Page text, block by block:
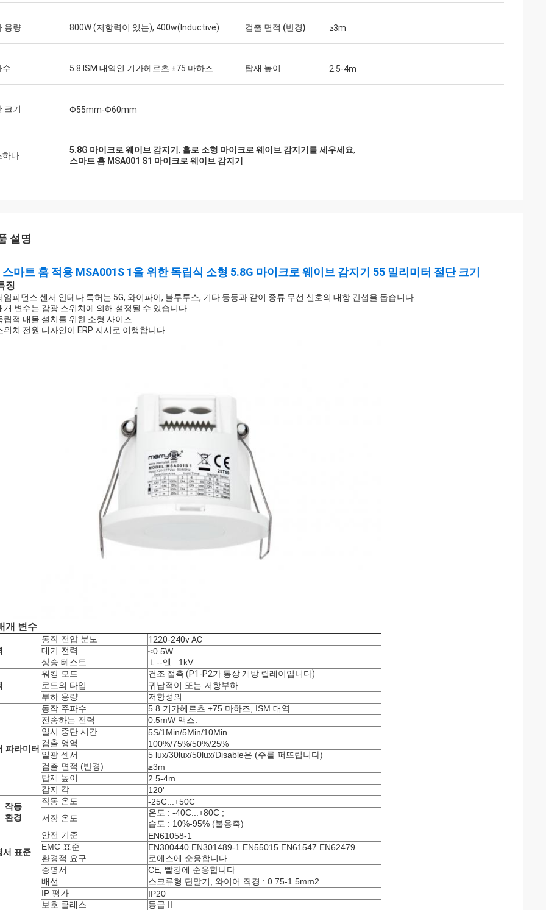
용량 800W (저항력이 있는), 400w(Inductive) 검출 면적 (반경) ≥3m
수 5.8 ISM 대역인 기가헤르츠 ±75 마하즈 탑재 높이 2.5-4m
크기 Φ55mm-Φ60mm
하다
5.8G 마이크로 웨이브 감지기 , 홀로 소형 마이크로 웨이브 감지기를 세우세요,
스마트 홈 MSA001 S1 마이크로 웨이브 감지기
설명
스마트 홈 적용 MSA001S 1을 위한 독립식 소형 5.8G 마이크로 웨이브 감지기 55 밀리미터 절단 크기
징
임피던스 센서 안테나 특허는 5G, 와이파이, 블루투스, 기타 등등과 같이 종류 무선 신호의 대항 간섭을 돕습니다.
개 변수는 감광 스위치에 의해 설정될 수 있습니다.
립적 매몰 설치를 위한 소형 사이즈.
위치 전원 디자인이 ERP 지시로 이행합니다.
개 변수
동작 전압 분노
1220-240v AC
대기 전력
≤0.5W
상승 테스트
Ｌ--엔 : 1kV
워킹 모드
건조 접촉 (P1-P2가 통상 개방 릴레이입니다)
로드의 타입
귀납적이 또는 저항부하
부하 용량
저항성의
파라미터
동작 주파수
5.8 기가헤르츠 ±75 마하즈, ISM 대역.
전송하는 전력
0.5mW 맥스.
일시 중단 시간
5S/1Min/5Min/10Min
검출 영역
100%/75%/50%/25%
일광 센서
5 lux/30lux/50lux/Disable은 (주를 퍼뜨립니다)
검출 면적 (반경)
≥3m
탑재 높이
2.5-4m
감지 각
120'
작동
환경
작동 온도
-25C...+50C
저장 온도
온도 : -40C...+80C ;
습도 : 10%-95% (불응축)
서 표준
안전 기준
EN61058-1
EMC 표준
EN300440 EN301489-1 EN55015 EN61547 EN62479
환경적 요구
로에스에 순응합니다
증명서
CE, 빨강에 순응합니다
배선
스크류형 단말기, 와이어 직경 : 0.75-1.5mm2
IP 평가
IP20
보호 클래스
등급 II